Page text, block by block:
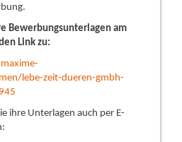
Bewerbungsunterlagen am
Link zu:
lebe-zeit-dueren-gmbh-
ihre Unterlagen auch per E-